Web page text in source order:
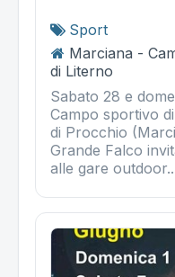
Sport
Marciana -
di Literno
Sabato 28 e
Campo sportivo
di Procchio
Grande Falco
alle gare